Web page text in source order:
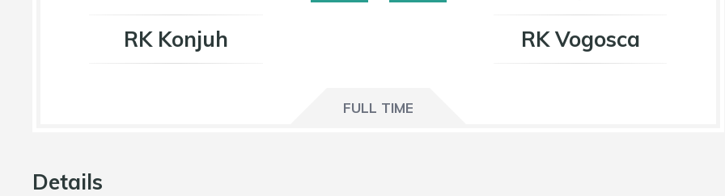
RK Konjuh RK Vogosca
FULL TIME
Details